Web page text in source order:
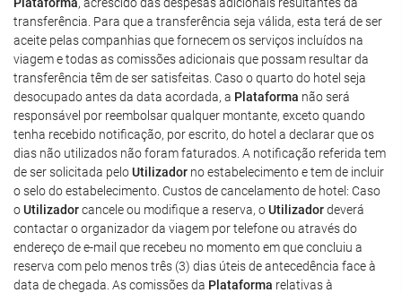
transferência. Para que a transferência seja válida, esta terá de ser
aceite pelas companhias que fornecem os serviços incluídos na
viagem e todas as comissões adicionais que possam resultar da
transferência têm de ser satisfeitas. Caso o quarto do hotel seja
desocupado antes da data acordada, a Plataforma não será
responsável por reembolsar qualquer montante, exceto quando
tenha recebido notificação, por escrito, do hotel a declarar que os
dias não utilizados não foram faturados. A notificação referida tem
de ser solicitada peloUtilizador no estabelecimento e tem de incluir
o selo do estabelecimento. Custos de cancelamento de hotel: Caso
oUtilizadorcancele ou modifique a reserva, oUtilizadordeverá
contactar o organizador da viagem por telefone ou através do
endereço de e-mail que recebeu no momento em que concluiu a
reserva com pelo menos três (3) dias úteis de antecedência face à
data de chegada. As comissões da Plataforma relativas à